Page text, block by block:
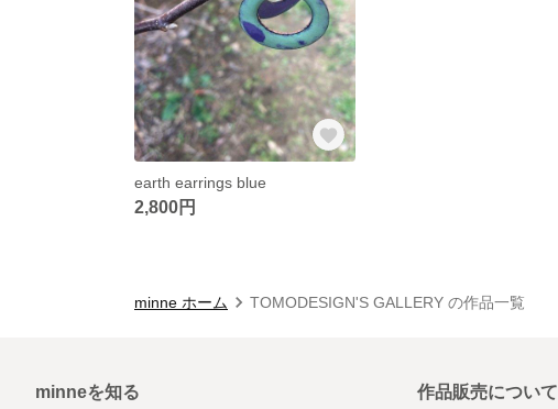
earth earrings blue
2,800円
minne ホーム TOMODESIGN'S GALLERY の作品一覧
minneを知る 作品販売について